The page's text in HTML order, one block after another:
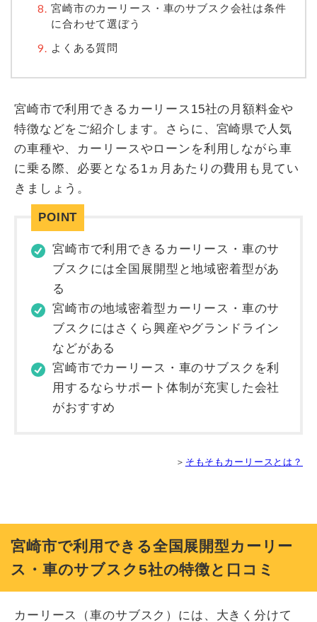
宮崎市のカーリース・車のサブスク会社は条件
に合わせて選ぼう
よくある質問
宮崎市で利用できるカーリース15社の月額料金や
特徴などをご紹介します。さらに、宮崎県で人気
の車種や、カーリースやローンを利用しながら車
に乗る際、必要となる1ヵ月あたりの費用も見てい
きましょう。
宮崎市で利用できるカーリース・車のサ
ブスクには全国展開型と地域密着型があ
る
宮崎市の地域密着型カーリース・車のサ
ブスクにはさくら興産やグランドライン
などがある
宮崎市でカーリース・車のサブスクを利
用するならサポート体制が充実した会社
がおすすめ
＞ そもそもカーリースとは？
宮崎市で利用できる全国展開型カーリー
ス・車のサブスク5社の特徴と口コミ
カーリース（車のサブスク）には、大きく分けて